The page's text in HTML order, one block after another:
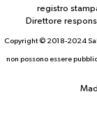
registro
Direttore
Copyright © 2018-2024
non possono essere